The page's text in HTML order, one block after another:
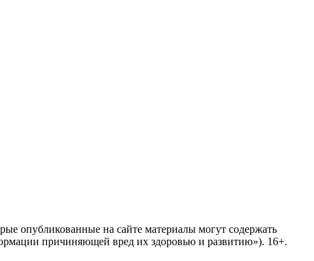
опубликованные на сайте материалы могут содержать
причиняющей вред их здоровью и развитию»). 16+.